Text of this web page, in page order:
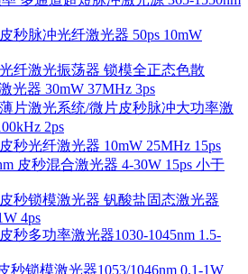
秒脉冲光纤激光器 50ps 10mW
纤激光振荡器 锁模全正态色散
光器 30mW 37MHz 3ps
片激光系统/微片皮秒脉冲大功率激
2ps
秒光纤激光器 10mW 25MHz 15ps
皮秒混合激光器 4-30W 15ps 小于
秒锁模激光器 钒酸盐固态激光器
4ps
秒多功率激光器1030-1045nm 1.5-
秒锁模激光器1053/1046nm 0.1-1W